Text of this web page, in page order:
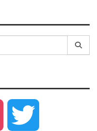
Instagram